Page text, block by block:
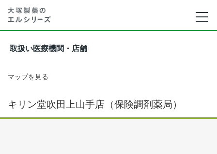
取扱い医療機関・店舗
マップを見る
キリン堂吹田上山手店（保険調剤薬局）